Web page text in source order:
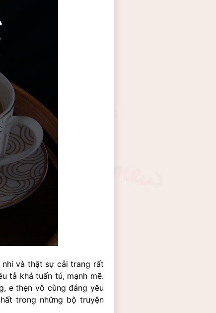
và thật sự cải trang rất
tả khá tuấn tú, mạnh mẽ.
e thẹn vô cùng đáng yêu
trong những bộ truyện